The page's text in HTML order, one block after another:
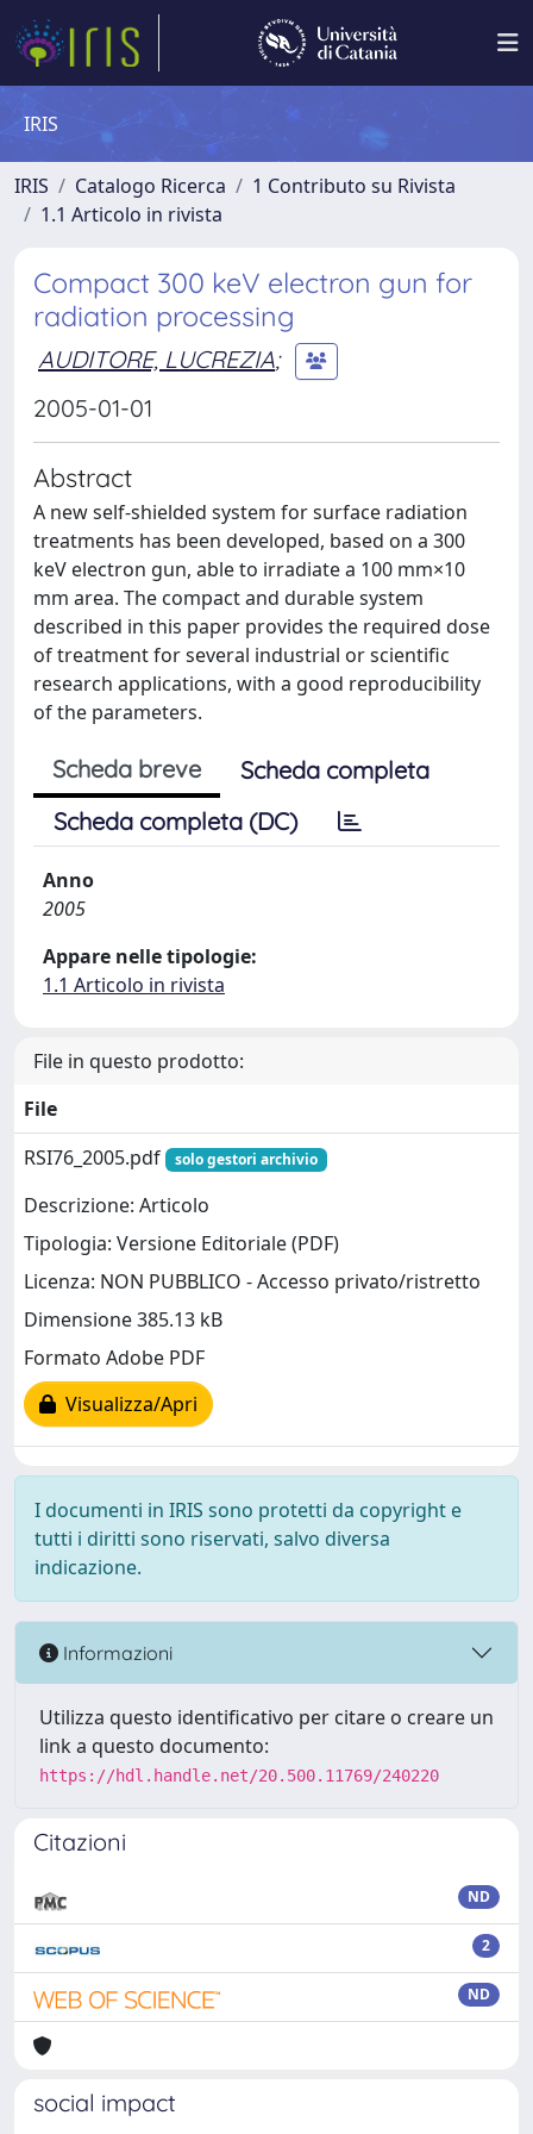
IRIS
IRIS Catalogo Ricerca
1 Contributo su Rivista
1.1 Articolo in rivista
Compact 300 keV electron gun for
radiation processing
AUDITORE, LUCREZIA;
2005-01-01
Abstract
A new self-shielded system for surface radiation
treatments has been developed, based on a 300
keV electron gun, able to irradiate a 100 mm×10
mm area. The compact and durable system
described in this paper provides the required dose
of treatment for several industrial or scientific
research applications, with a good reproducibility
of the parameters.
Scheda breve
Scheda completa
Scheda completa (DC)
Anno
2005
Appare nelle tipologie:
1.1 Articolo in rivista
File in questo prodotto:
File
RSI76_2005.pdf
solo gestori archivio
Descrizione: Articolo
Tipologia: Versione Editoriale (PDF)
Licenza: NON PUBBLICO - Accesso privato/ristretto
Dimensione 385.13 kB
Formato Adobe PDF
Visualizza/Apri
I documenti in IRIS sono protetti da copyright e
tutti i diritti sono riservati, salvo diversa
indicazione.
Informazioni
Utilizza questo identificativo per citare o creare un
link a questo documento:
https://hdl.handle.net/20.500.11769/240220
Citazioni
ND
2
ND
social impact